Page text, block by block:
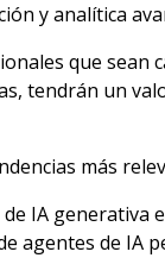
y analítica
que sean
tendrán un
más
IA generativa
agentes de IA